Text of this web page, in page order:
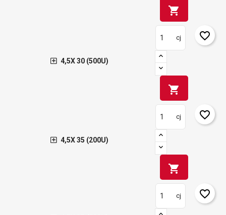
shopping_cart
4,5X 30 (500U)
cj
shopping_cart
favorite_border
4,5X 35 (200U)
cj
shopping_cart
favorite_border
cj favorite_border